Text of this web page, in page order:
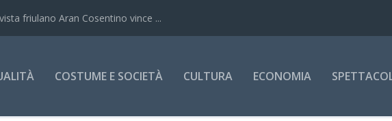
friulano Aran Cosentino vince ...
COSTUME E SOCIETÀ CULTURA ECONOMIA